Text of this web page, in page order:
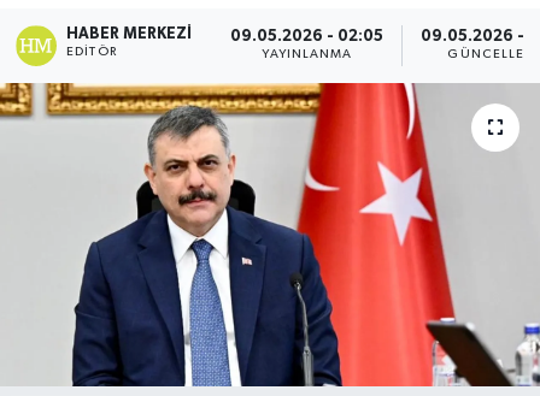
HABER MERKEZI
EDITÖR
09.05.2026 - 02:05
YAYINLANMA
09.05.2026 -